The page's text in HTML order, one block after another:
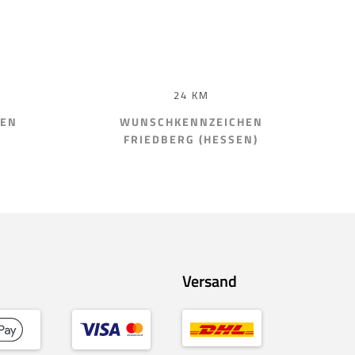
24 KM
WUNSCHKENNZEICHEN
FRIEDBERG (HESSEN)
Versand